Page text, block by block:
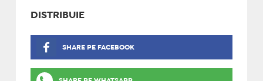
DISTRIBUIE
SHARE PE FACEBOOK